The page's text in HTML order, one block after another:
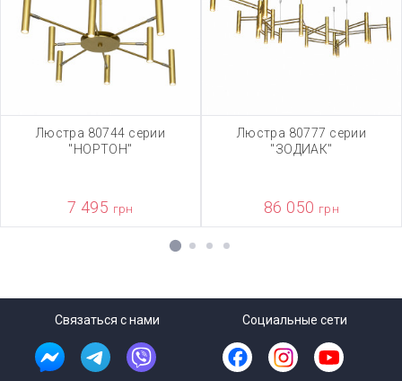
Люстра 80744 серии
"НОРТОН"
7 495 грн
Люстра 80777 серии
"ЗОДИАК"
86 050 грн
1 2 3 4
Связаться с нами Социальные сети